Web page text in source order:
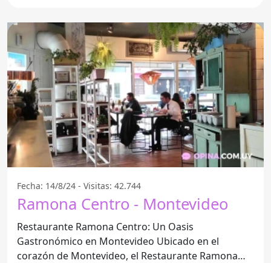
Fecha: 14/8/24 - Visitas: 42.744
Ramona Centro - Montevideo
Restaurante Ramona Centro: Un Oasis
Gastronómico en Montevideo Ubicado en el
corazón de Montevideo, el Restaurante Ramona